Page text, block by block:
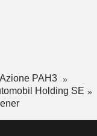
Azione PAH3
Holding SE